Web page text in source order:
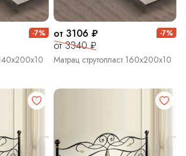
-7%
от 3106 ₽
от 3340 ₽
-7%
Матрац струтопласт 160х200х10